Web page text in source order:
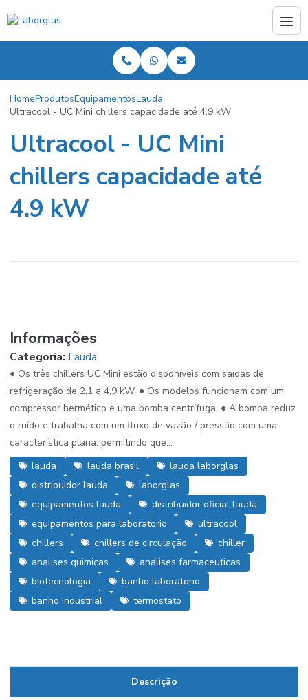
HomeProdutosEquipamentosLauda
Ultracool - UC Mini chillers capacidade até 4.9 kW
Ultracool - UC Mini
chillers capacidade até
4.9 kW
Informações
Categoria: Lauda
● Os três chillers UC Mini estão disponíveis com saídas de
refrigeração de 2,1 a 4,9 kW. ● Os modelos funcionam com um
compressor hermético e uma bomba centrífuga. ● A bomba reduz
o ruído e trabalha com um fluxo de vazão / pressão com uma
característica plana, permitindo que...
lauda
lauda brasil
lauda laborglas
distribuidor lauda
laborglas
equipamentos lauda
distribuidor oficial lauda
equipamentos para laboratorio
ultracool
chillers
chillers de circulação
chiller
analises quimicas
analises farmaceuticas
biotecnologia
banho laboratorio
banho industrial
termostato
Descrição